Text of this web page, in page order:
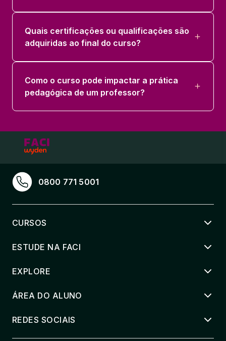
Quais certificações ou qualificações são
adquiridas ao final do curso?
Como o curso pode impactar a prática
pedagógica de um professor?
0800 771 5001
CURSOS
ESTUDE NA FACI
EXPLORE
ÁREA DO ALUNO
REDES SOCIAIS